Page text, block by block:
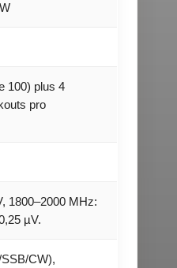
100) plus 4
pro
1800–2000 MHz:
µV.
CW),